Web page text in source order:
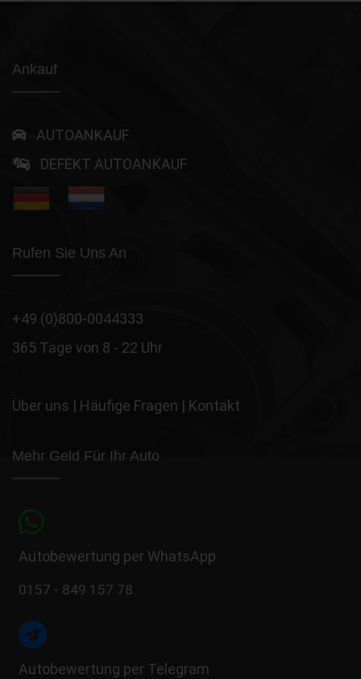
Ankauf
AUTOANKAUF
DEFEKT AUTOANKAUF
Rufen Sie Uns An
+49 (0)800-0044333
365 Tage von 8 - 22 Uhr
Über uns | Häufige Fragen | Kontakt
Mehr Geld Für Ihr Auto
Autobewertung per WhatsApp
0157 - 849 157 78
Autobewertung per Telegram